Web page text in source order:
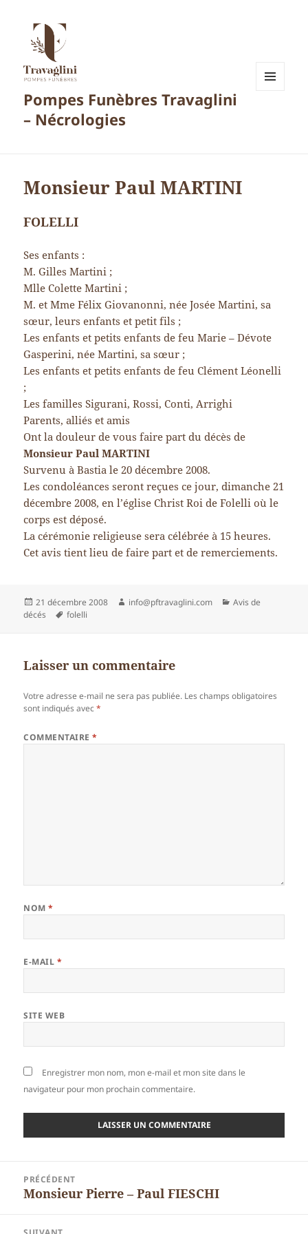
Pompes Funèbres Travaglini
– Nécrologies
Monsieur Paul MARTINI
FOLELLI
Ses enfants :
M. Gilles Martini ;
Mlle Colette Martini ;
M. et Mme Félix Giovanonni, née Josée Martini, sa
sœur, leurs enfants et petit fils ;
Les enfants et petits enfants de feu Marie – Dévote
Gasperini, née Martini, sa sœur ;
Les enfants et petits enfants de feu Clément Léonelli
;
Les familles Sigurani, Rossi, Conti, Arrighi
Parents, alliés et amis
Ont la douleur de vous faire part du décès de
Monsieur Paul MARTINI
Survenu à Bastia le 20 décembre 2008.
Les condoléances seront reçues ce jour, dimanche 21
décembre 2008, en l’église Christ Roi de Folelli où le
corps est déposé.
La cérémonie religieuse sera célébrée à 15 heures.
Cet avis tient lieu de faire part et de remerciements.
Publié
le
21 décembre 2008 Auteur
info@pftravaglini.com Catégories
Avis de
décés
Mots-
folelli
Laisser un commentaire
Votre adresse e-mail ne sera pas publiée. Les champs obligatoires
sont indiqués avec*
COMMENTAIRE*
NOM*
E-MAIL *
SITE WEB
Enregistrer mon nom, mon e-mail et mon site dans le
navigateur pour mon prochain commentaire.
l’article
PRÉCÉDENT
Article
Monsieur Pierre – Paul FIESCHI